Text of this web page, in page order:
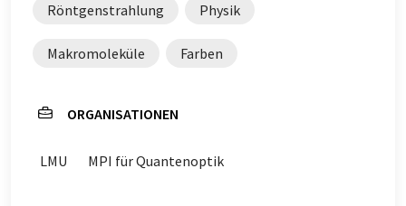
Röntgenstrahlung Physik
Makromoleküle Farben
ORGANISATIONEN
LMU MPI für Quantenoptik